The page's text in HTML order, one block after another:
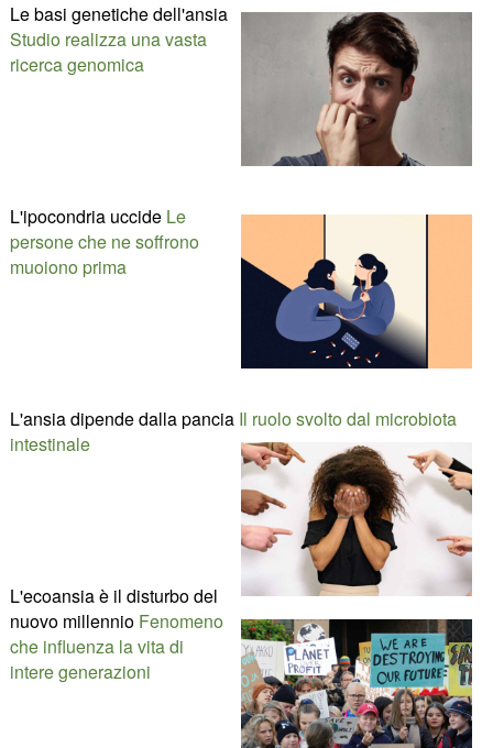
Le basi genetiche dell'ansia
Studio realizza una vasta
ricerca genomica
L'ipocondria uccide Le
persone che ne soffrono
muoiono prima
L'ansia dipende dalla pancia Il ruolo svolto dal microbiota
intestinale
L'ecoansia è il disturbo del
nuovo millennio Fenomeno
che influenza la vita di
intere generazioni